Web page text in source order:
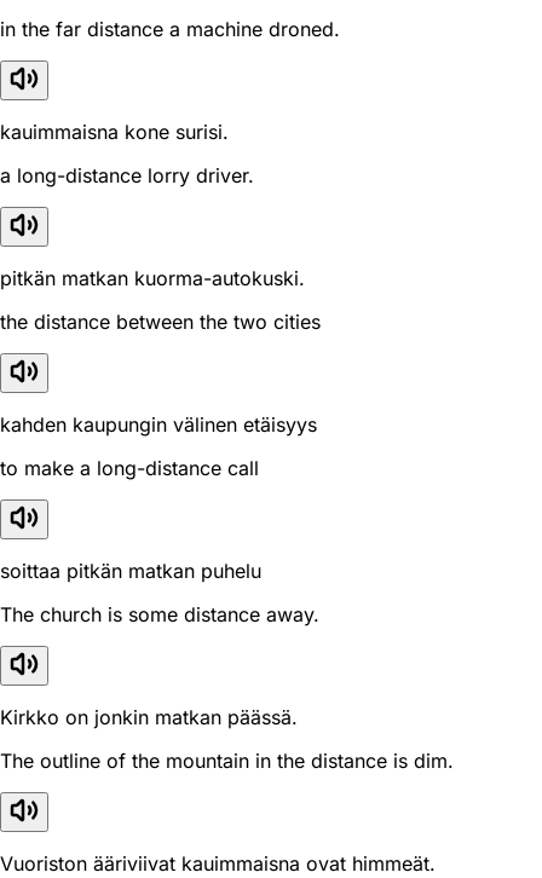
in the far distance a machine droned.
kauimmaisna kone surisi.
a long-distance lorry driver.
pitkän matkan kuorma-autokuski.
the distance between the two cities
kahden kaupungin välinen etäisyys
to make a long-distance call
soittaa pitkän matkan puhelu
The church is some distance away.
Kirkko on jonkin matkan päässä.
The outline of the mountain in the distance is dim.
Vuoriston ääriviivat kauimmaisna ovat himmeät.